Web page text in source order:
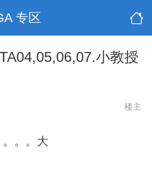
专区
小教授
楼主
。。大